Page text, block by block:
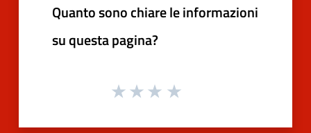
Quanto sono chiare le informazioni
su questa pagina?